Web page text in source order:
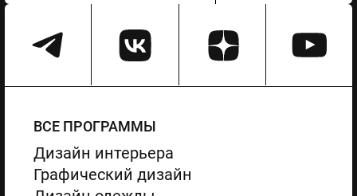
ВСЕ ПРОГРАММЫ
Дизайн интерьера
Графический дизайн